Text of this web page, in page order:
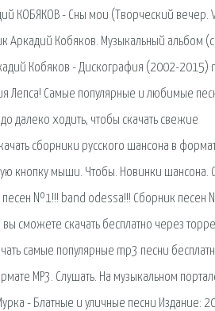
КОБЯКОВ - Сны мои (Творческий вечер.
Аркадий Кобяков. Музыкальный альбом
Кобяков - Дискография (2002-2015)
Лепса! Самые популярные и любимые
далеко ходить, чтобы скачать свежие
сборники русского шансона в
кнопку мыши. Чтобы. Новинки шансона.
песен №1!!! band odessa!!! Сборник песен
сможете скачать бесплатно через
самые популярные mp3 песни
MP3. Слушать. На музыкальном
- Блатные и уличные песни Издание: